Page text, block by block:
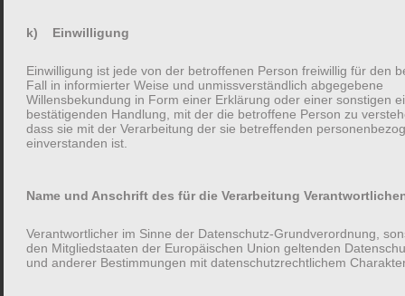
geschah. Der einfache Schritt mehr Fragen zu stellen, hat dazu
geführt, dass alle Antwortenden mehr Freude an ihren
Gesprächspartnern hatten.
dass wenn Menschen die Möglichkeit haben von sich selbst zu
Selbstoffenbarens auf die Fragenden übertragen, die ihnen
dafür die Gelegenheit gegeben haben.
k) Einwilligung
Einwilligung ist jede von der betroffenen Person freiwillig für den
Fall in informierter Weise und unmissverständlich abgegebene
Willensbekundung in Form einer Erklärung oder einer sonstigen
bestätigenden Handlung, mit der die betroffene Person zu
dass sie mit der Verarbeitung der sie betreffenden
einverstanden ist.
Name und Anschrift des für die Verarbeitung
Verantwortlicher im Sinne der Datenschutz-Grundverordnung,
den Mitgliedstaaten der Europäischen Union geltenden
und anderer Bestimmungen mit datenschutzrechtlichem